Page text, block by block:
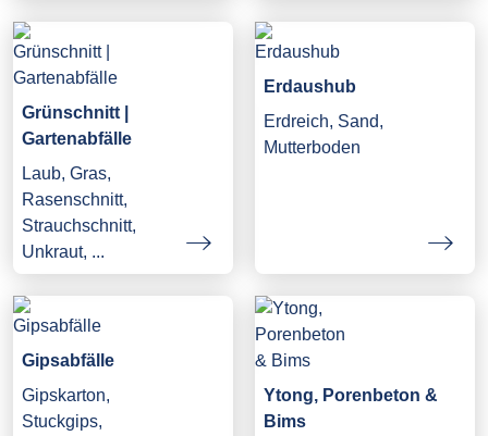
Grünschnitt |
Gartenabfälle
Laub, Gras,
Rasenschnitt,
Strauchschnitt,
Unkraut, ...
Erdaushub
Erdreich, Sand,
Mutterboden
Gipsabfälle
Gipskarton,
Stuckgips,
Ytong, Porenbeton &
Bims